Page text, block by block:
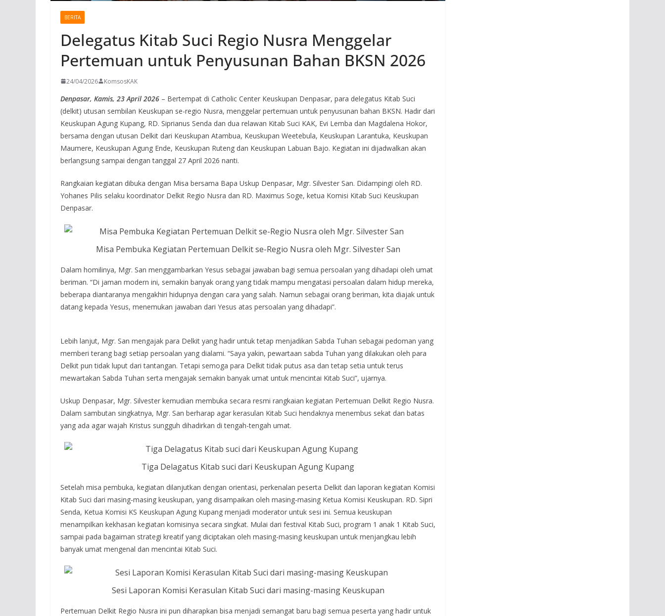
BERITA
Delegatus Kitab Suci Regio Nusra Menggelar
Pertemuan untuk Penyusunan Bahan BKSN 2026
24/04/2026 KomsosKAK
Denpasar, Kamis, 23 April 2026 – Bertempat di Catholic Center Keuskupan Denpasar, para delegatus Kitab Suci
(delkit) utusan sembilan Keuskupan se-regio Nusra, menggelar pertemuan untuk penyusunan bahan BKSN. Hadir dari
Keuskupan Agung Kupang, RD. Siprianus Senda dan dua relawan Kitab Suci KAK, Evi Lemba dan Magdalena Hokor,
bersama dengan utusan Delkit dari Keuskupan Atambua, Keuskupan Weetebula, Keuskupan Larantuka, Keuskupan
Maumere, Keuskupan Agung Ende, Keuskupan Ruteng dan Keuskupan Labuan Bajo. Kegiatan ini dijadwalkan akan
berlangsung sampai dengan tanggal 27 April 2026 nanti.
Rangkaian kegiatan dibuka dengan Misa bersama Bapa Uskup Denpasar, Mgr. Silvester San. Didampingi oleh RD.
Yohanes Pilis selaku koordinator Delkit Regio Nusra dan RD. Maximus Soge, ketua Komisi Kitab Suci Keuskupan
Denpasar.
Misa Pembuka Kegiatan Pertemuan Delkit se-Regio Nusra oleh Mgr. Silvester San
Dalam homilinya, Mgr. San menggambarkan Yesus sebagai jawaban bagi semua persoalan yang dihadapi oleh umat
beriman. “Di jaman modern ini, semakin banyak orang yang tidak mampu mengatasi persoalan dalam hidup mereka,
beberapa diantaranya mengakhiri hidupnya dengan cara yang salah. Namun sebagai orang beriman, kita diajak untuk
datang kepada Yesus, menemukan jawaban dari Yesus atas persoalan yang dihadapi”.
Lebih lanjut, Mgr. San mengajak para Delkit yang hadir untuk tetap menjadikan Sabda Tuhan sebagai pedoman yang
memberi terang bagi setiap persoalan yang dialami. “Saya yakin, pewartaan sabda Tuhan yang dilakukan oleh para
Delkit pun tidak luput dari tantangan. Tetapi semoga para Delkit tidak putus asa dan tetap setia untuk terus
mewartakan Sabda Tuhan serta mengajak semakin banyak umat untuk mencintai Kitab Suci”, ujarnya.
Uskup Denpasar, Mgr. Silvester kemudian membuka secara resmi rangkaian kegiatan Pertemuan Delkit Regio Nusra.
Dalam sambutan singkatnya, Mgr. San berharap agar kerasulan Kitab Suci hendaknya menembus sekat dan batas
yang ada agar wajah Kristus sungguh dihadirkan di tengah-tengah umat.
Tiga Delagatus Kitab suci dari Keuskupan Agung Kupang
Setelah misa pembuka, kegiatan dilanjutkan dengan orientasi, perkenalan peserta Delkit dan laporan kegiatan Komisi
Kitab Suci dari masing-masing keuskupan, yang disampaikan oleh masing-masing Ketua Komisi Keuskupan. RD. Sipri
Senda, Ketua Komisi KS Keuskupan Agung Kupang menjadi moderator untuk sesi ini. Semua keuskupan
menampilkan kekhasan kegiatan komisinya secara singkat. Mulai dari festival Kitab Suci, program 1 anak 1 Kitab Suci,
sampai pada bagaiman strategi kreatif yang diciptakan oleh masing-masing keuskupan untuk menjangkau lebih
banyak umat mengenal dan mencintai Kitab Suci.
Sesi Laporan Komisi Kerasulan Kitab Suci dari masing-masing Keuskupan
Pertemuan Delkit Regio Nusra ini pun diharapkan bisa menjadi semangat baru bagi semua peserta yang hadir untuk